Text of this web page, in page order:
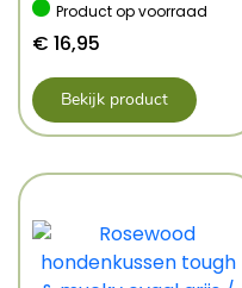
Product op voorraad
€ 16,95
Bekijk product